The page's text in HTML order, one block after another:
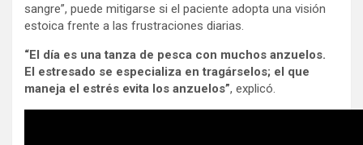
sangre”, puede mitigarse si el paciente adopta una visión
estoica frente a las frustraciones diarias.
“El día es una tanza de pesca con muchos anzuelos.
El estresado se especializa en tragárselos; el que
maneja el estrés evita los anzuelos”, explicó.